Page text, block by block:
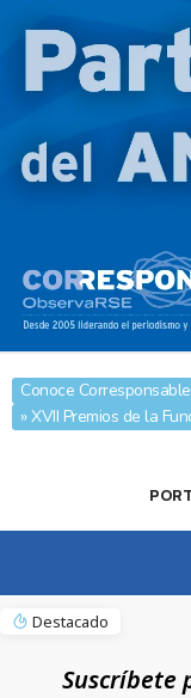
Conoce
» XVII Premios de la
Destacado
Suscríbete